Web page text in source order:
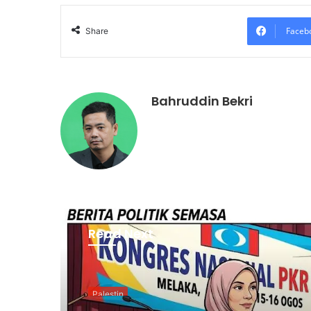
Share
Bahruddin Bekri
Read Next
Palestin